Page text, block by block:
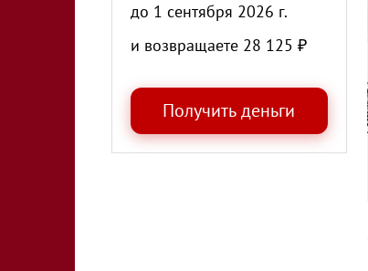
до 1 сентября 2026 г.
и возвращаете 28 125 ₽